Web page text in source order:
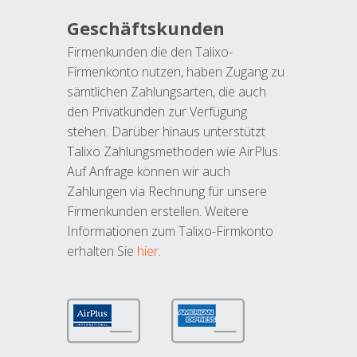
Geschäftskunden
Firmenkunden die den Talixo-
Firmenkonto nutzen, haben Zugang zu
sämtlichen Zahlungsarten, die auch
den Privatkunden zur Verfügung
stehen. Darüber hinaus unterstützt
Talixo Zahlungsmethoden wie AirPlus.
Auf Anfrage können wir auch
Zahlungen via Rechnung für unsere
Firmenkunden erstellen. Weitere
Informationen zum Talixo-Firmkonto
erhalten Sie hier.